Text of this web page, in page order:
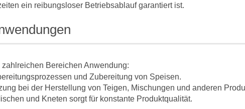
ein reibungsloser Betriebsablauf garantiert ist.
Bereichen Anwendung:
und Zubereitung von Speisen.
bei der Herstellung von Teigen, Mischungen und anderen
und Kneten sorgt für konstante Produktqualität.